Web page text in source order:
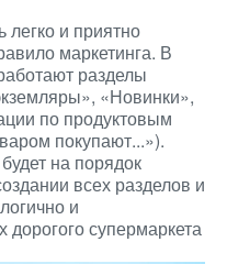
и приятно
маркетинга. В
разделы
«Новинки»,
по продуктовым
покупают...»).
на порядок
всех разделов и
и
дорогого супермаркета